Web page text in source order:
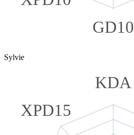
GD10
Sylvie
KDA
XPD15